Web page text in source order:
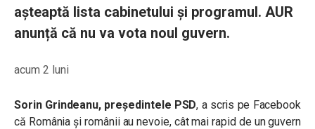
așteaptă lista cabinetului și programul. AUR
anunță că nu va vota noul guvern.
acum 2 luni
Sorin Grindeanu, președintele PSD, a scris pe Facebook
că România și românii au nevoie, cât mai rapid de un guvern